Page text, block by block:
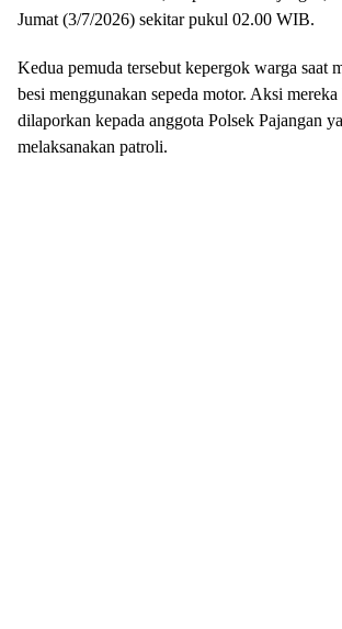
Jumat (3/7/2026) sekitar pukul 02.00 WIB.
Kedua pemuda tersebut kepergok warga saat
besi menggunakan sepeda motor. Aksi
dilaporkan kepada anggota Polsek Pajangan
melaksanakan patroli.